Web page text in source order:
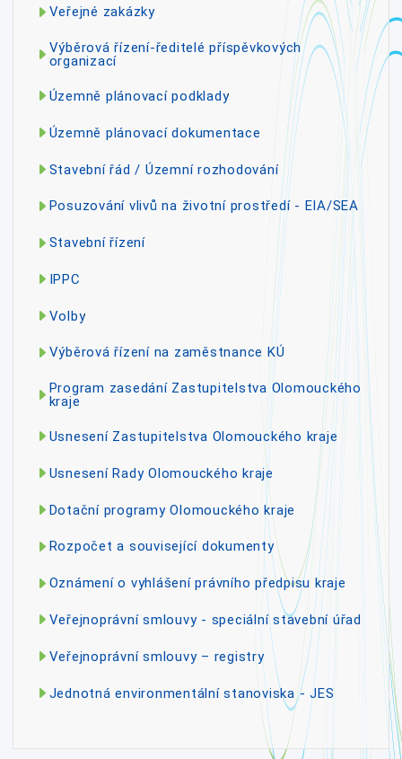
Veřejné zakázky
Výběrová řízení-ředitelé příspěvkových
organizací
Územně plánovací podklady
Územně plánovací dokumentace
Stavební řád / Územní rozhodování
Posuzování vlivů na životní prostředí - EIA/SEA
Stavební řízení
IPPC
Volby
Výběrová řízení na zaměstnance KÚ
Program zasedání Zastupitelstva Olomouckého
kraje
Usnesení Zastupitelstva Olomouckého kraje
Usnesení Rady Olomouckého kraje
Dotační programy Olomouckého kraje
Rozpočet a související dokumenty
Oznámení o vyhlášení právního předpisu kraje
Veřejnoprávní smlouvy - speciální stavební úřad
Veřejnoprávní smlouvy – registry
Jednotná environmentální stanoviska - JES